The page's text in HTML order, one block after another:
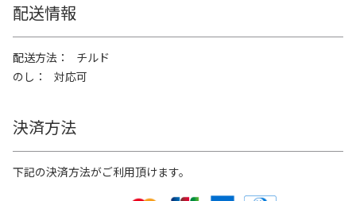
配送情報
配送方法
チルド
のし
対応可
決済方法
下記の決済方法がご利用頂けます。